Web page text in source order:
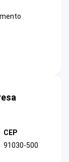
CEP
91030-500